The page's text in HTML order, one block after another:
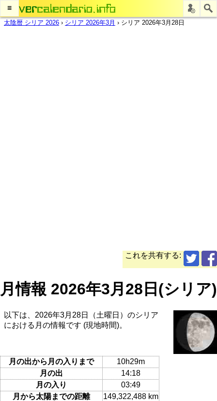
≡
太陰暦 シリア 2026 › シリア 2026年3月 › シリア 2026年3月28日
これを共有する:
月情報 2026年3月28日(シリア)
以下は、2026年3月28日（土曜日）のシリア
における月の情報です (現地時間)。
月の出から月の入りまで
10h29m
月の出
14:18
月の入り
03:49
月から太陽までの距離
149,322,488 km